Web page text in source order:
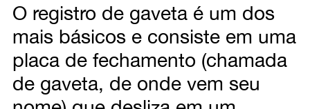
O registro de gaveta é um dos
mais básicos e consiste em uma
placa de fechamento (chamada
de gaveta, de onde vem seu